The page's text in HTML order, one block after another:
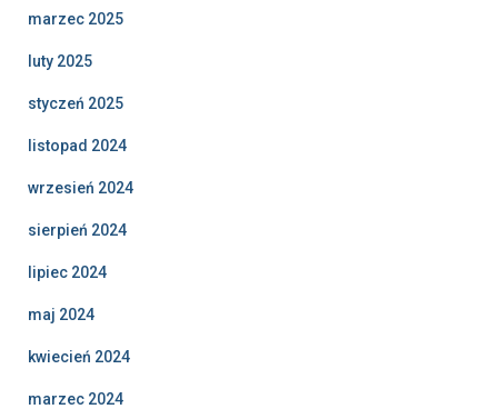
marzec 2025
luty 2025
styczeń 2025
listopad 2024
wrzesień 2024
sierpień 2024
lipiec 2024
maj 2024
kwiecień 2024
marzec 2024